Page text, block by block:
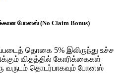
போனஸ் (No Claim Bonus)
தொகை 5% இலிருந்து உச்ச
விதத்தில் கோரிக்கைகள்
வருடம் தொடர்பாகவும் போனஸ்